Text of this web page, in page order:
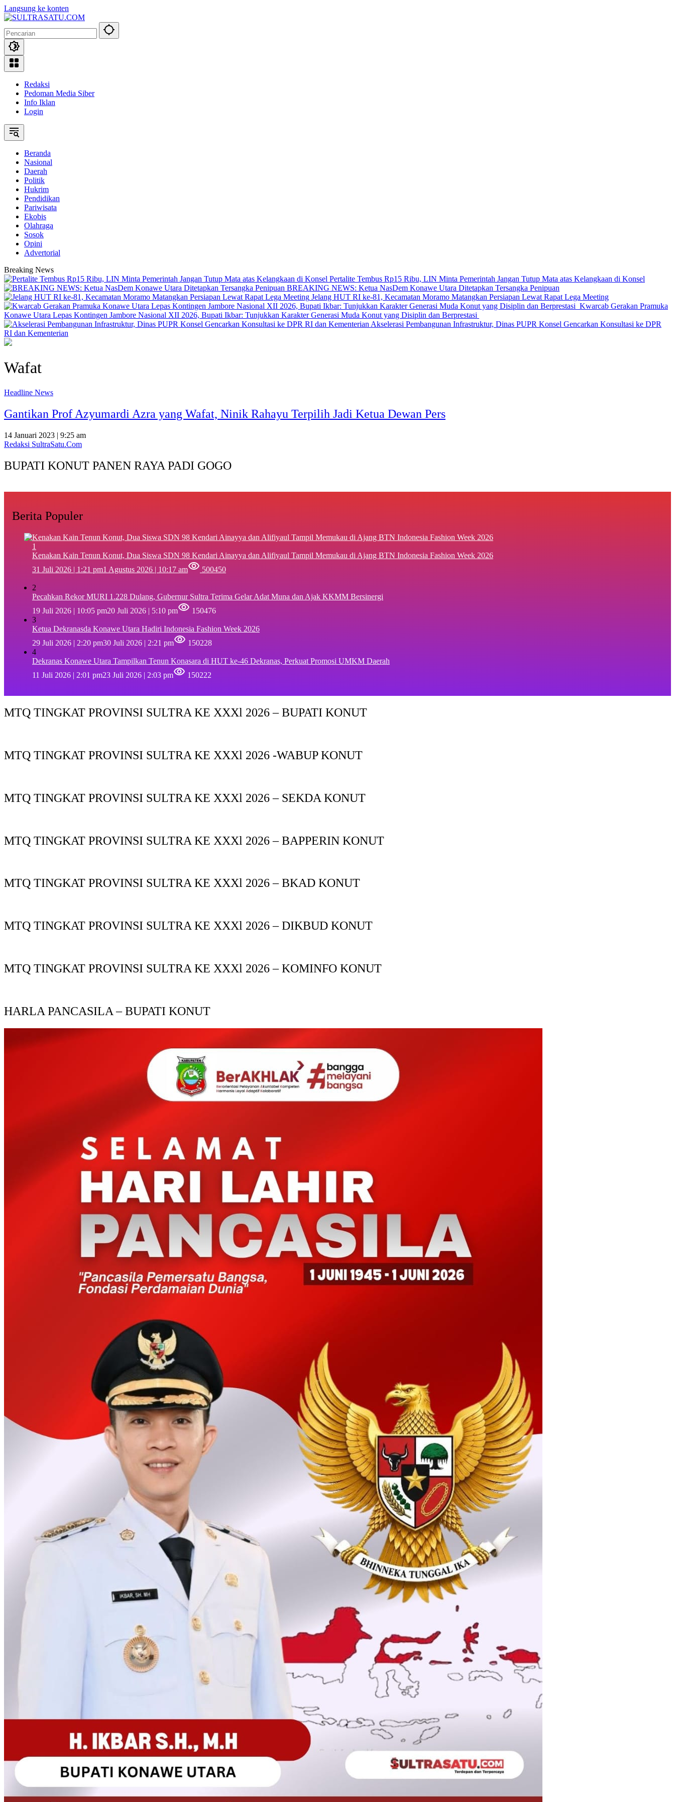
Langsung ke konten
Redaksi
Pedoman Media Siber
Info Iklan
Login
Beranda
Nasional
Daerah
Politik
Hukrim
Pendidikan
Pariwisata
Ekobis
Olahraga
Sosok
Opini
Advertorial
Breaking News
‎Pertalite Tembus Rp15 Ribu, LIN Minta Pemerintah Jangan Tutup Mata atas Kelangkaan di Konsel
BREAKING NEWS: Ketua NasDem Konawe Utara Ditetapkan Tersangka Penipuan
‎Jelang HUT RI ke-81, Kecamatan Moramo Matangkan Persiapan Lewat Rapat Lega Meeting
‎Kwarcab Gerakan Pramuka
Konawe Utara Lepas Kontingen Jambore Nasional XII 2026, Bupati Ikbar: Tunjukkan Karakter Generasi Muda Konut yang Disiplin dan Berprestasi ‎
Akselerasi Pembangunan Infrastruktur, Dinas PUPR Konsel Gencarkan Konsultasi ke DPR
RI dan Kementerian
Wafat
Headline News
Gantikan Prof Azyumardi Azra yang Wafat, Ninik Rahayu Terpilih Jadi Ketua Dewan Pers
14 Januari 2023 | 9:25 am
Redaksi SultraSatu.Com
BUPATI KONUT PANEN RAYA PADI GOGO
Berita Populer
1
‎Kenakan Kain Tenun Konut, Dua Siswa SDN 98 Kendari Ainayya dan Alifiyaul Tampil Memukau di Ajang BTN Indonesia Fashion Week 2026
31 Juli 2026 | 1:21 pm1 Agustus 2026 | 10:17 am 500450
2
Pecahkan Rekor MURI 1.228 Dulang, Gubernur Sultra Terima Gelar Adat Muna dan Ajak KKMM Bersinergi
19 Juli 2026 | 10:05 pm20 Juli 2026 | 5:10 pm
150476
3
Ketua Dekranasda Konawe Utara Hadiri Indonesia Fashion Week 2026
29 Juli 2026 | 2:20 pm30 Juli 2026 | 2:21 pm
150228
4
Dekranas Konawe Utara Tampilkan Tenun Konasara di HUT ke-46 Dekranas, Perkuat Promosi UMKM Daerah
11 Juli 2026 | 2:01 pm23 Juli 2026 | 2:03 pm 150222
MTQ TINGKAT PROVINSI SULTRA KE XXXl 2026 – BUPATI KONUT
MTQ TINGKAT PROVINSI SULTRA KE XXXl 2026 -WABUP KONUT
MTQ TINGKAT PROVINSI SULTRA KE XXXl 2026 – SEKDA KONUT
MTQ TINGKAT PROVINSI SULTRA KE XXXl 2026 – BAPPERIN KONUT
MTQ TINGKAT PROVINSI SULTRA KE XXXl 2026 – BKAD KONUT
MTQ TINGKAT PROVINSI SULTRA KE XXXl 2026 – DIKBUD KONUT
MTQ TINGKAT PROVINSI SULTRA KE XXXl 2026 – KOMINFO KONUT
HARLA PANCASILA – BUPATI KONUT